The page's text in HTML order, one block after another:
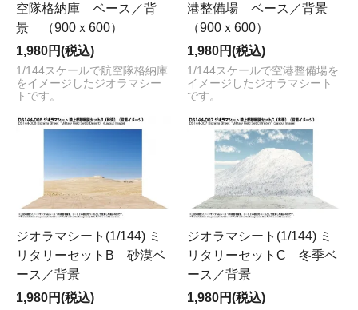
空隊格納庫 ベース／背
景 （900ｘ600）
1,980円(税込)
1/144スケールで航空隊格納庫
をイメージしたジオラマシー
トです。
港整備場 ベース／背景
（900ｘ600）
1,980円(税込)
1/144スケールで空港整備場を
イメージしたジオラマシート
です。
ジオラマシート(1/144) ミ
リタリーセットB 砂漠ベ
ース／背景
1,980円(税込)
ジオラマシート(1/144) ミ
リタリーセットC 冬季ベ
ース／背景
1,980円(税込)